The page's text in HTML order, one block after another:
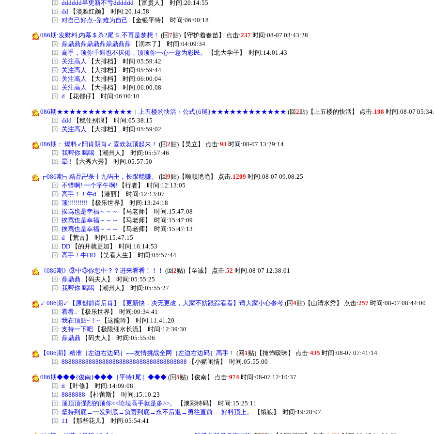
回: dddddd早更新不亏dddddd 【富贵人 】
时间:20:14:55
回: dd 【淡雅红颜】
时间:20:14:58
回: 对自己好点~别难为自己 【金银平特】 时间:06:00:18
086期:发财料,内幕＄杀2尾＄,不再是梦想！ (回7贴)【守护着春苗】 点击:237 时间:08-07 03:43:28
回: 鼎鼎鼎鼎鼎鼎鼎鼎鼎鼎鼎 【润本了 】
时间:04:09:34
回: 高手，顶你千遍也不厌倦，顶顶你一心一意为彩民。 【北大学子】
时间:14:01:43
回: 关注高人 【 大排档 】
时间:05:59:42
回: 关注高人 【 大排档 】
时间:05:59:44
回: 关注高人 【 大排档 】
时间:06:00:04
回: 关注高人 【 大排档 】
时间:06:00:08
回: d 【花都仔】 时间:06:00:10
086期★★★★★★★★★★★★﹛上五楼的快活﹜公式{6尾}★★★★★★★★★★★★ (回2贴)【 上五楼的快活】 点击:198 时间:08-07
回: ddd 【稳住别浪】
时间:05:38:15
回: 关注高人 【大排档】 时间:05:59:02
086期： 爆料♂阳肖阴肖♂ 喜欢就顶起来！ (回2贴)【吴立 】 点击:93 时间:08-07 13:29:14
回: 我帮你 喝喝 【潮州人 】
时间:05:57:46
回: 晕 ! 【六秀六秀 】 时间:05:57:50
┏086期┓精品卍杀十九码卍，长跟稳赚。 (回9贴)【顺顺艳艳】 点击:1209 时间:08-07 09:08:25
回: 不错啊! 一个字牛啊! 【行者】
时间:12:13:05
回: 高手！！牛d 【港丽】
时间:12:13:07
回: 顶!!!!!!!!!! 【极乐世界 】
时间:13:24:18
回: 挨骂也是幸福～～～ 【马老师】
时间:15:47:08
回: 挨骂也是幸福～～～ 【马老师】
时间:15:47:09
回: 挨骂也是幸福～～～ 【马老师】
时间:15:47:13
回: d 【荒古】
时间:15:47:15
回: DD 【的开就更加 】
时间:16:14:53
回: 高手！牛DD 【笑看人生 】 时间:05:57:44
《086期》③中③你想中？？进来看看！！！ (回2贴)【至诚】 点击:52 时间:08-07 12:38:01
回: 鼎鼎鼎 【码夫人 】
时间:05:55:25
回: 我帮你 喝喝 【潮州人 】 时间:05:55:27
↙086期↙【原创前肖后肖】【更新快，决无更改，大家不妨跟踪看看】请大家小心参考(回4贴)【 山清水秀 】 点击:257 时间:08-07 08:44:00
回: 看看.. 【极乐世界 】
时间:09:34:41
回: 我在顶贴~！~ 【这龍吟】
时间:11:41:20
回: 支持一下吧 【极限细水长流】
时间:12:39:30
回: 鼎鼎鼎 【码夫人 】 时间:05:55:06
【086期】精准［左边右边码］-—友情挑战全网［左边右边码］高手！ (回 1贴)【掩饰暧昧】 点击:435 时间:08-07 07:41:14
回: 8888888888888888888888888888888888888 【小赌闲情】 时间:05:55:00
086期◆◆◆{俊南}◆◆◆［平特1尾］◆◆◆(回5贴)【俊南】 点击:974 时间:08-07 12:10:37
回: d 【叶修】
时间:14:09:08
回: 8888888 【杜蕾斯】
时间:15:10:23
回: 顶顶顶强烈的顶你<<论坛高手就是多>>。 【澳彩特码】
时间:15:25:11
回: 坚持到底→一发到底→负责到底→永不后退→勇往直前......好料顶上。 【饿狼】
时间:19:28:07
回: 11 【那些花儿】 时间:05:54:41